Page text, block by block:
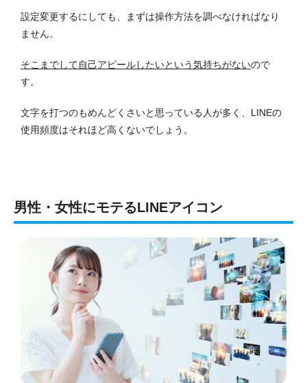
設定変更するにしても、まずは操作方法を調べなければなり
ません。
そこまでして自己アピールしたいという気持ちがないので
す。
文字を打つのもめんどくさいと思っている人が多く、LINEの
使用頻度はそれほど高くないでしょう。
男性・女性にモテるLINEアイコン